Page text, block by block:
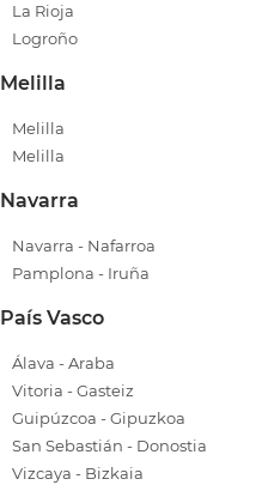
La Rioja
Logroño
Melilla
Melilla
Melilla
Navarra
Navarra - Nafarroa
Pamplona - Iruña
País Vasco
Álava - Araba
Vitoria - Gasteiz
Guipúzcoa - Gipuzkoa
San Sebastián - Donostia
Vizcaya - Bizkaia